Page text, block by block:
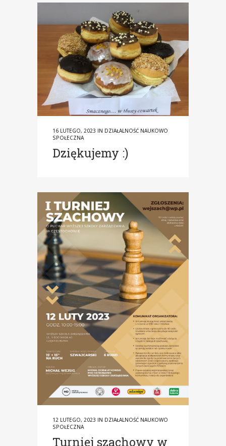
16 LUTEGO, 2023 IN DZIAŁALNOŚĆ NAUKOWO
SPOŁECZNA
Dziękujemy :)
12 LUTEGO, 2023 IN DZIAŁALNOŚĆ NAUKOWO
SPOŁECZNA
Turniej szachowy w